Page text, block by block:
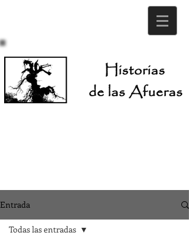
Entrada
Todas las entradas